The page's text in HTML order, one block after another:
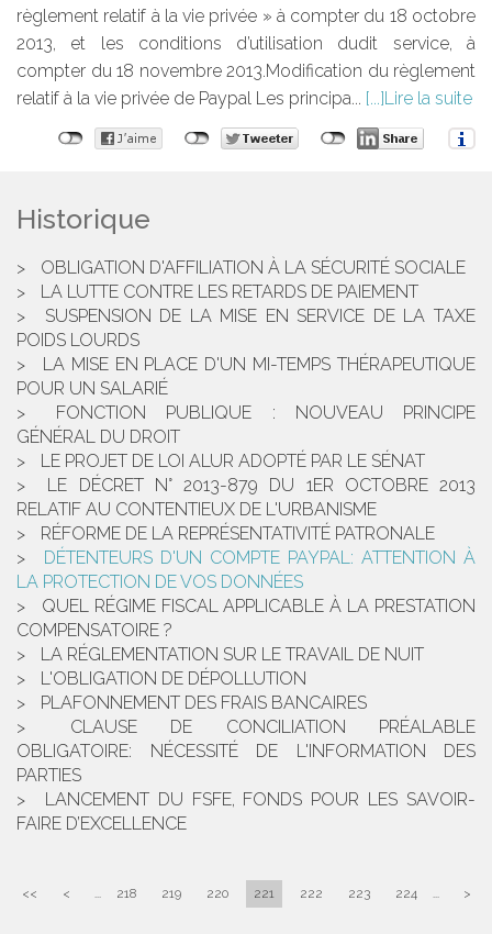
règlement relatif à la vie privée » à compter du 18 octobre
2013, et les conditions d’utilisation dudit service, à
compter du 18 novembre 2013.Modification du règlement
relatif à la vie privée de Paypal Les principa...
Lire la suite
Historique
OBLIGATION D'AFFILIATION À LA SÉCURITÉ SOCIALE
LA LUTTE CONTRE LES RETARDS DE PAIEMENT
SUSPENSION DE LA MISE EN SERVICE DE LA TAXE
POIDS LOURDS
LA MISE EN PLACE D'UN MI-TEMPS THÉRAPEUTIQUE
POUR UN SALARIÉ
FONCTION PUBLIQUE : NOUVEAU PRINCIPE
GÉNÉRAL DU DROIT
LE PROJET DE LOI ALUR ADOPTÉ PAR LE SÉNAT
LE DÉCRET N° 2013-879 DU 1ER OCTOBRE 2013
RELATIF AU CONTENTIEUX DE L'URBANISME
RÉFORME DE LA REPRÉSENTATIVITÉ PATRONALE
DÉTENTEURS D'UN COMPTE PAYPAL: ATTENTION À
LA PROTECTION DE VOS DONNÉES
QUEL RÉGIME FISCAL APPLICABLE À LA PRESTATION
COMPENSATOIRE ?
LA RÉGLEMENTATION SUR LE TRAVAIL DE NUIT
L'OBLIGATION DE DÉPOLLUTION
PLAFONNEMENT DES FRAIS BANCAIRES
CLAUSE DE CONCILIATION PRÉALABLE
OBLIGATOIRE: NÉCESSITÉ DE L'INFORMATION DES
PARTIES
LANCEMENT DU FSFE, FONDS POUR LES SAVOIR-
FAIRE D’EXCELLENCE
<< < ... 218 219 220 221 222 223 224 ... >